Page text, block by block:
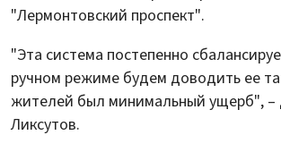
"Лермонтовский проспект".
"Эта система постепенно
ручном режиме будем доводить ее
жителей был минимальный ущерб", –
Ликсутов.